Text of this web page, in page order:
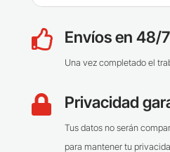
 Envíos en 48/
Una vez completado el
 Privacidad
Tus datos no serán
para mantener tu